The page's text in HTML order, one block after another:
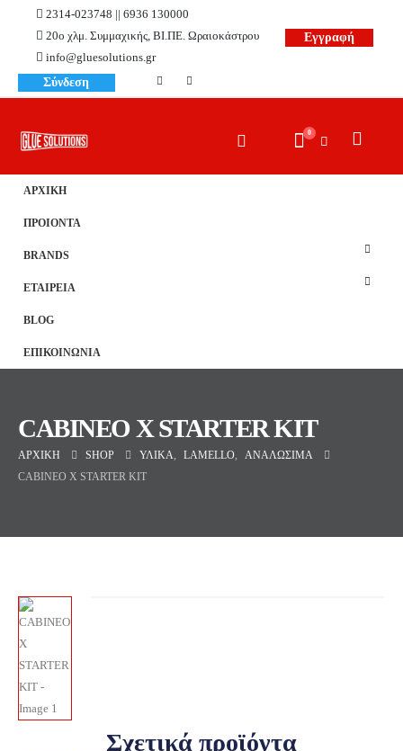
2314-023748 || 6936 130000
20ο χλμ. Συμμαχικής, ΒΙ.ΠΕ. Ωραιοκάστρου
info@gluesolutions.gr
Εγγραφή
Σύνδεση
0
ΑΡΧΙΚΗ
ΠΡΟΙΟΝΤΑ
BRANDS
ΕΤΑΙΡΕΙΑ
BLOG
ΕΠΙΚΟΙΝΩΝΙΑ
CABINEO X STARTER KIT
ΑΡΧΙΚΉ SHOP ΥΛΙΚΆ, LAMELLO,
ΑΝΑΛΏΣΙΜΑ
CABINEO X STARTER KIT
Σχετικά προϊόντα